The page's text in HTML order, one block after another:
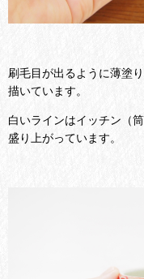
刷毛目が出るように薄塗
描いています。
白いラインはイッチン（
盛り上がっています。